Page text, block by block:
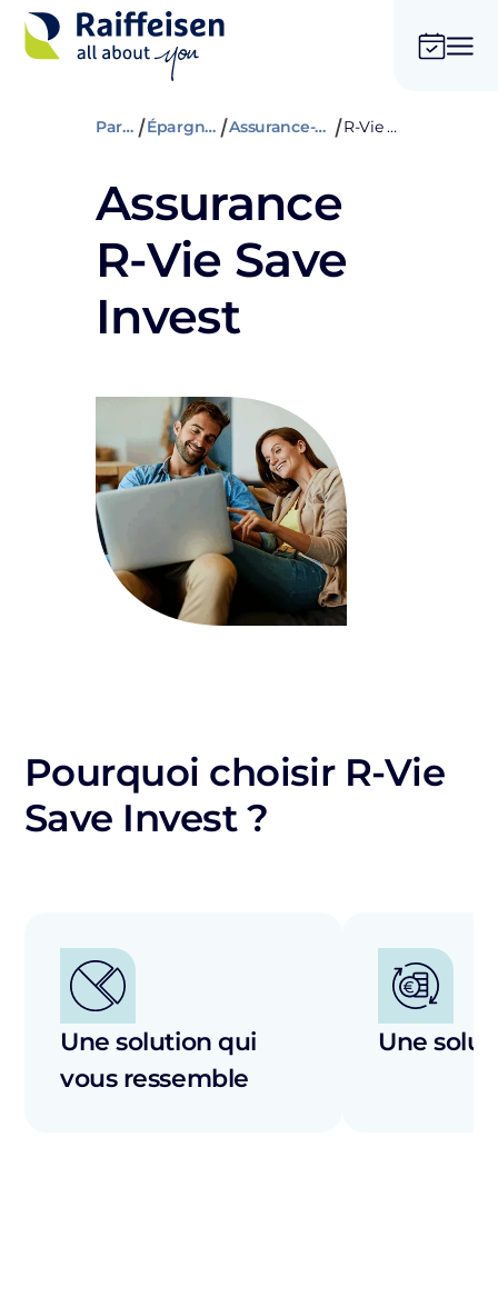
Particuliers Épargner et assurer Assurance-vie et prévoyance R-Vie Save Invest
Assurance
R-Vie Save
Invest
Pourquoi choisir R-Vie
Save Invest ?
Une solution qui
vous ressemble
Une